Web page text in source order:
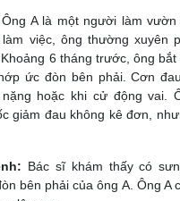
Ông A là một người làm
việc, ông thường xuyên
6 tháng trước, ông
ức đòn bên phải. Cơn
hoặc khi cử động vai.
giảm đau không kê đơn,
Bác sĩ khám thấy có
bên phải của ông A. Ông A